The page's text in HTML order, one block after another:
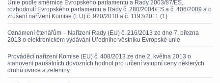
Unie podle směrnice Evropského parlamentu a Rady 2003/87/ES,
rozhodnutí Evropského parlamentu a Rady č. 280/2004/ES a č. 406/2009 a o
zrušení nařízení Komise (EU) č. 920/2010 a č. 1193/2011 (1)
Oznámení čtenářům – Nařízení Rady (EU) č. 216/2013 ze dne 7. března
2013 o elektronickém vydávání Úředního věstníku Evropské unie
Prováděcí nařízení Komise (EU) č. 408/2013 ze dne 2. května 2013 o
stanovení paušálních dovozních hodnot pro určení vstupní ceny některých
druhů ovoce a zeleniny